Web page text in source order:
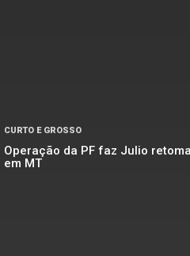
CURTO E GROSSO
Operação da PF faz Julio
em MT